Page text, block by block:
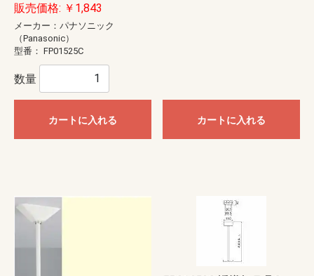
販売価格: ￥1,843
メーカー：パナソニック
（Panasonic）
型番： FP01525C
数量
カートに入れる カートに入れる